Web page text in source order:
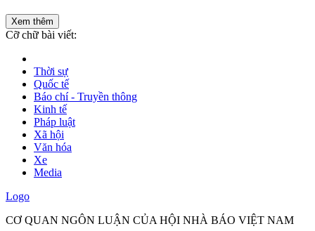
Xem thêm
Cỡ chữ bài viết:
Thời sự
Quốc tế
Báo chí - Truyền thông
Kinh tế
Pháp luật
Xã hội
Văn hóa
Xe
Media
Logo
CƠ QUAN NGÔN LUẬN CỦA HỘI NHÀ BÁO VIỆT NAM